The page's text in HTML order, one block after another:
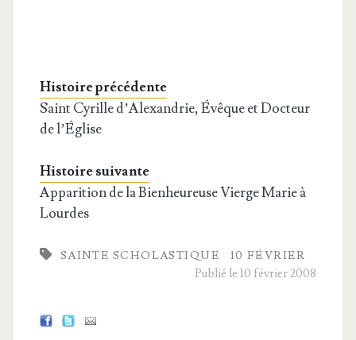
Histoire précédente
Saint Cyrille d’Alexandrie, Évêque et Docteur
de l’Église
Histoire suivante
Apparition de la Bienheureuse Vierge Marie à
Lourdes
SAINTE SCHOLASTIQUE
10 FÉVRIER
Publié le 10 février 2008